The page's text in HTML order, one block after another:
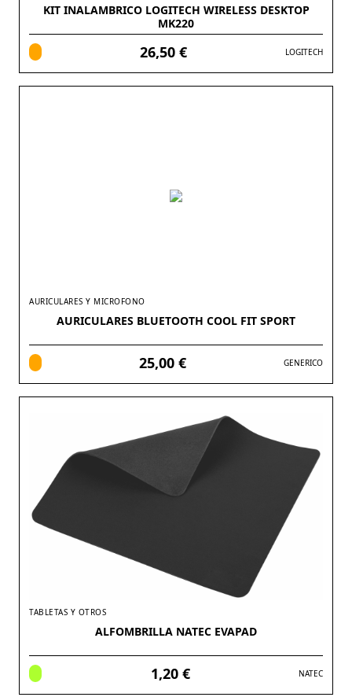
KIT INALAMBRICO LOGITECH WIRELESS DESKTOP
MK220
26,50 € LOGITECH
AURICULARES Y MICROFONO
AURICULARES BLUETOOTH COOL FIT SPORT
25,00 € GENERICO
TABLETAS Y OTROS
ALFOMBRILLA NATEC EVAPAD
1,20 € NATEC